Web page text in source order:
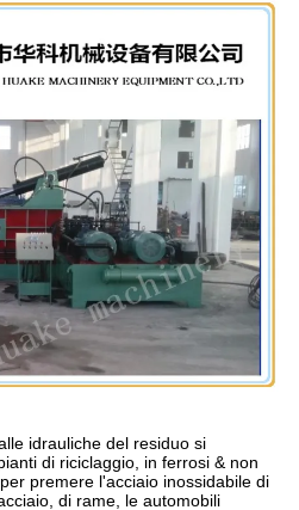
idrauliche del residuo si
di riciclaggio, in ferrosi & non
premere l'acciaio inossidabile di
di rame, le automobili